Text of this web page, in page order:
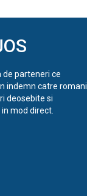
de parteneri ce
indemn catre romani
deosebite si
mod direct.